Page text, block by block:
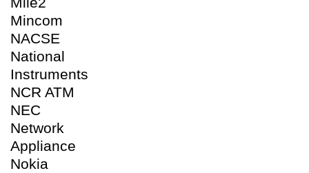
Mincom
NACSE
National
Instruments
NCR ATM
NEC
Network
Appliance
Nokia